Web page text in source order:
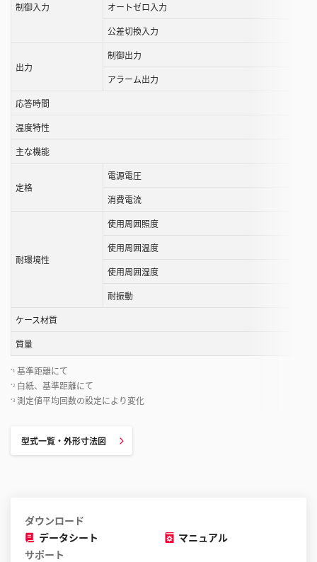
制御入力
オートゼロ入力
公差切換入力
出力
制御出力
アラーム出力
応答時間
温度特性
主な機能
定格
電源電圧
消費電流
耐環境性
使用周囲照度
使用周囲温度
使用周囲湿度
耐振動
ケース材質
質量
*1 基準距離にて
*2 白紙、基準距離にて
*3 測定値平均回数の設定により変化
型式一覧・外形寸法図
ダウンロード
データシート
マニュアル
サポート